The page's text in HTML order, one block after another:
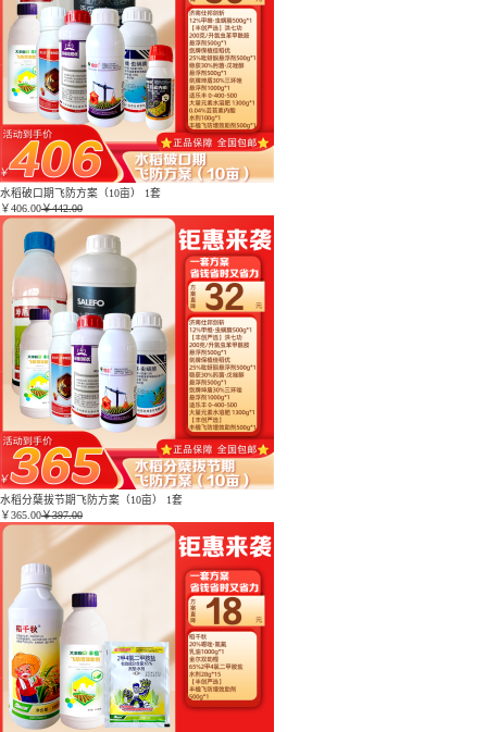
水稻破口期飞防方案（10亩） 1套
￥406.00￥442.00
水稻分蘖拔节期飞防方案（10亩） 1套
￥365.00￥397.00